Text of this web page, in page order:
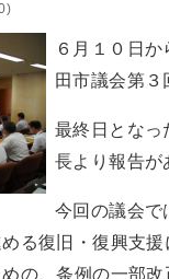
６月１０日
田市議会第３
最終日となっ
長より報告が
今回の議会で
る復旧・復興支
の、条例の一部